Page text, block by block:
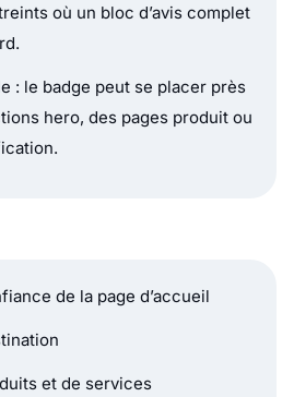
où un bloc d’avis complet
: le badge peut se placer près
hero, des pages produit ou
de la page d’accueil
et de services